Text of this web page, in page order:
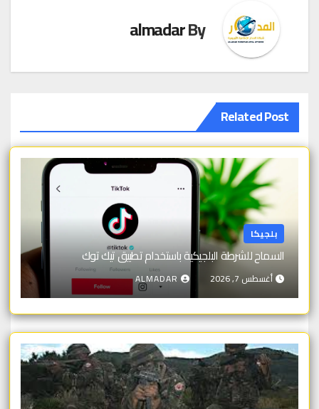
By
almadar
Related Post
بلجيكا
السماح للشرطة البلجيكية باستخدام تطبيق تيك توك
أغسطس 7, 2026 ALMADAR